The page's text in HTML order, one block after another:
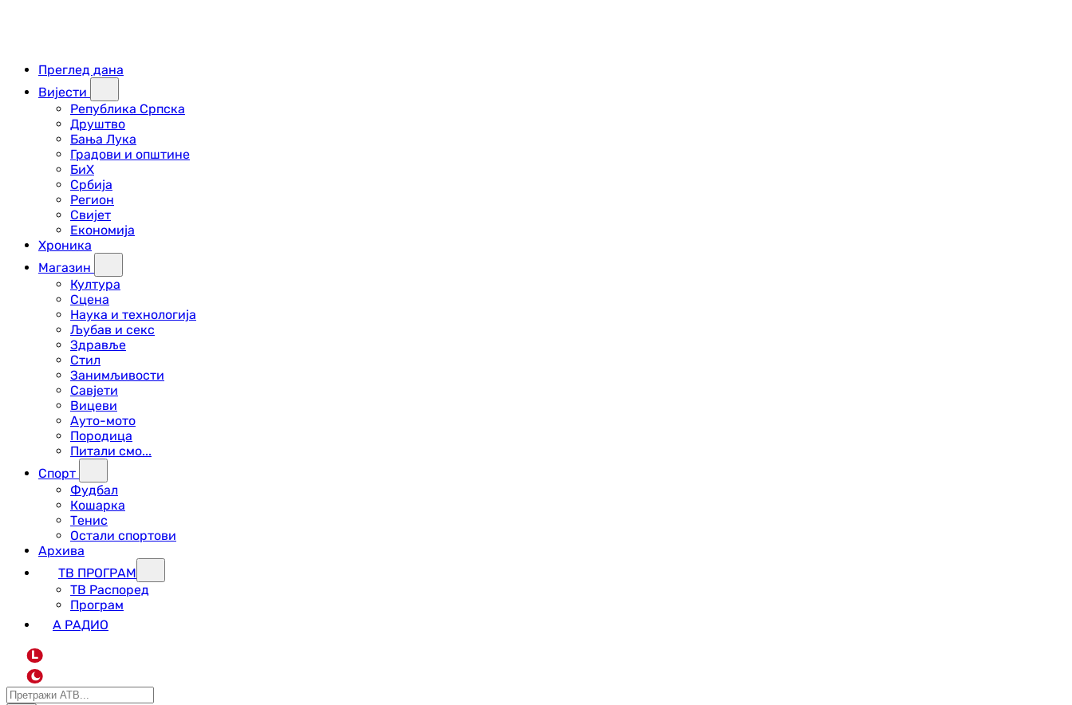
Преглед дана
Вијести
Република Српска
Друштво
Бања Лука
Градови и општине
БиХ
Србија
Регион
Свијет
Економија
Хроника
Магазин
Култура
Сцена
Наука и технологија
Љубав и секс
Здравље
Стил
Занимљивости
Савјети
Вицеви
Ауто-мото
Породица
Питали смо...
Спорт
Фудбал
Кошарка
Тенис
Остали спортови
Архива
ТВ ПРОГРАМ
ТВ Распоред
Програм
А РАДИО
L